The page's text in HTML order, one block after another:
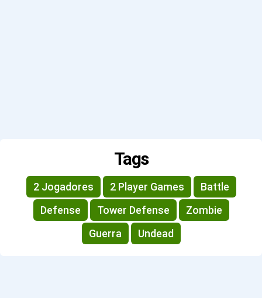
Tags
2 Jogadores 2 Player Games
Battle
Defense
Tower Defense
Zombie
Guerra
Undead